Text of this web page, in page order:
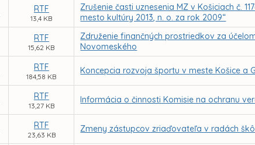
RTF
13,4 KB
Zrušenie časti uznesenia MZ v Košiciach č.
mesto kultúry 2013, n. o. za rok 2009“
RTF
15,62 KB
Združenie finančných prostriedkov za
Novomeského
RTF
184,58 KB
Koncepcia rozvoja športu v meste Košice a
RTF
13,27 KB
Informácia o činnosti Komisie na ochranu
RTF
23,63 KB
Zmeny zástupcov zriaďovateľa v radách